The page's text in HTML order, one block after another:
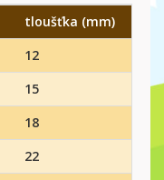
tloušťka (mm)
12
15
18
22